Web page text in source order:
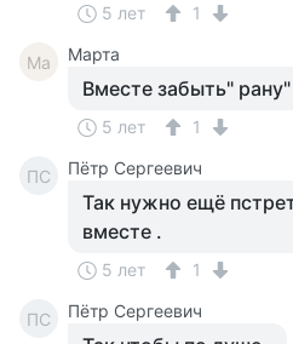
5 лет 1
Ма Марта
Вместе забыть"
5 лет 1
ПС Пётр Сергеевич
Так нужно ещё
вместе .
5 лет 1
ПС Пётр Сергеевич